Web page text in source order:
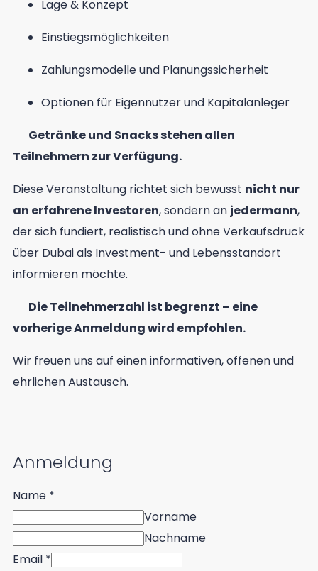
Lage & Konzept
Einstiegsmöglichkeiten
Zahlungsmodelle und Planungssicherheit
Optionen für Eigennutzer und Kapitalanleger
Getränke und Snacks stehen allen
Teilnehmern zur Verfügung.
Diese Veranstaltung richtet sich bewusst nicht nur
an erfahrene Investoren, sondern an jedermann,
der sich fundiert, realistisch und ohne Verkaufsdruck
über Dubai als Investment- und Lebensstandort
informieren möchte.
Die Teilnehmerzahl ist begrenzt – eine
vorherige Anmeldung wird empfohlen.
Wir freuen uns auf einen informativen, offenen und
ehrlichen Austausch.
Anmeldung
Name *
Vorname
Nachname
Email *